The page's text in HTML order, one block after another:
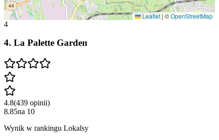
Leaflet | ©OpenStreetMap
4
4. La Palette Garden
4.8(439 opinii)
8.85na 10
Wynik w rankingu Lokalsy